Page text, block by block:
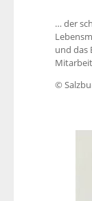
… der
und das
©